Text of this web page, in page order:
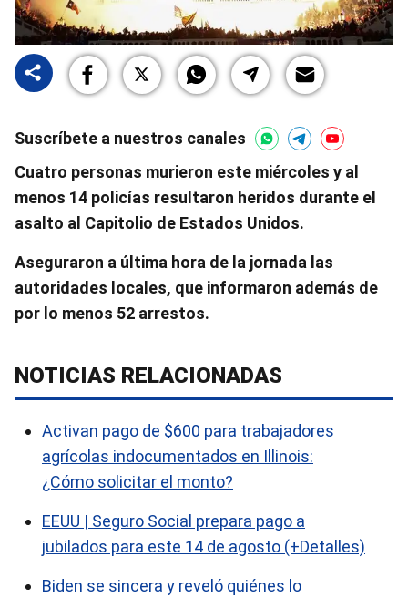
Suscríbete a nuestros canales
Cuatro personas murieron este miércoles y al
menos 14 policías resultaron heridos durante el
asalto al Capitolio de Estados Unidos.
Aseguraron a última hora de la jornada las
autoridades locales, que informaron además de
por lo menos 52 arrestos.
NOTICIAS RELACIONADAS
Activan pago de $600 para trabajadores
agrícolas indocumentados en Illinois:
¿Cómo solicitar el monto?
EEUU | Seguro Social prepara pago a
jubilados para este 14 de agosto (+Detalles)
Biden se sincera y reveló quiénes lo